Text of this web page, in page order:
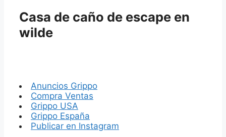
Casa de caño de escape en
wilde
Anuncios Grippo
Compra Ventas
Grippo USA
Grippo España
Publicar en Instagram